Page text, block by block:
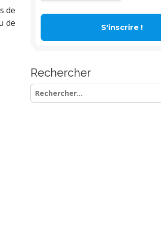
de
de
Rechercher
Rechercher :